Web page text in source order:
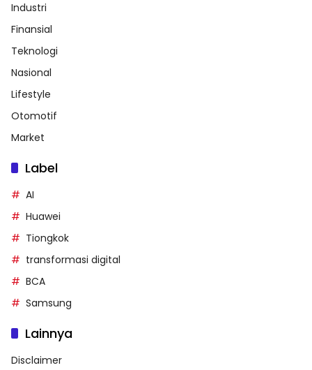
Industri
Finansial
Teknologi
Nasional
Lifestyle
Otomotif
Market
Label
AI
Huawei
Tiongkok
transformasi digital
BCA
Samsung
Lainnya
Disclaimer